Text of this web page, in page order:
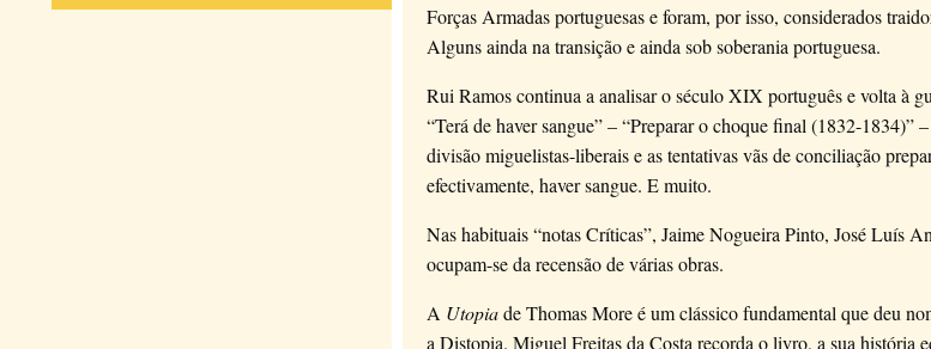
Forças Armadas portuguesas e foram, por isso, considerados
Alguns ainda na transição e ainda sob soberania portuguesa.
Rui Ramos continua a analisar o século XIX português e volta à
“Terá de haver sangue” – “Preparar o choque final (1832-1834)”
divisão miguelistas-liberais e as tentativas vãs de conciliação
efectivamente, haver sangue. E muito.
Nas habituais “notas Críticas”, Jaime Nogueira Pinto, José Luís
ocupam-se da recensão de várias obras.
A Utopiade Thomas More é um clássico fundamental que deu
a Distopia. Miguel Freitas da Costa recorda o livro, a sua história